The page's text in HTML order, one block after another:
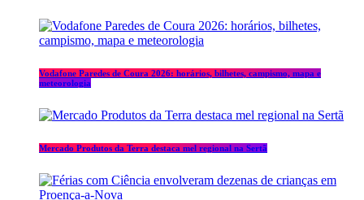
Vodafone Paredes de Coura 2026: horários, bilhetes, campismo, mapa e
meteorologia
Mercado Produtos da Terra destaca mel regional na Sertã